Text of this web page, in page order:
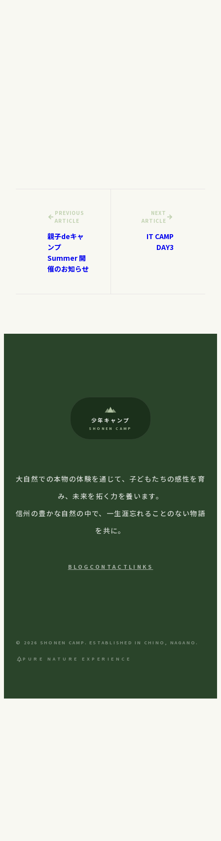
PREVIOUS
ARTICLE
親子deキャ
ンプ
Summer 開
催のお知らせ
NEXT
ARTICLE
IT CAMP
DAY3
少年キャンプ
SHONEN CAMP
大自然での本物の体験を通じて、子どもたちの感性を育
み、未来を拓く力を養います。
信州の豊かな自然の中で、一生涯忘れることのない物語
を共に。
BLOG CONTACT LINKS
© 2026 SHONEN CAMP. ESTABLISHED IN CHINO, NAGANO.
park PURE NATURE EXPERIENCE